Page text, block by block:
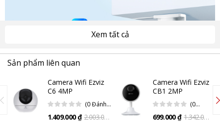
Cùng với đó, camera Wifi Ezviz H8 được trang bị ống kính góc rộng, giúp
bạn có trường nhìn rộng hơn. Điều này cho phép bạn giám sát một khu
vực lớn mà không bỏ sót chi tiết nào và không cần đến nhiều camera.
Xem tất cả
Sản phẩm liên quan
Camera Wifi Ezviz
C6 4MP
(0 Đánh
1.409.000 ₫ 2.003.000
Camera Wifi Ezviz
CB1 2MP
(0
Giá)
699.000 ₫ 1.342.000